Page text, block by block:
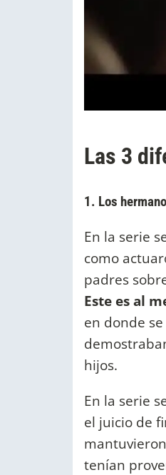
Las 3
1. Los
En la serie
como
padres
Este es al
en donde
hijos.
En la serie
el juicio de
tenían